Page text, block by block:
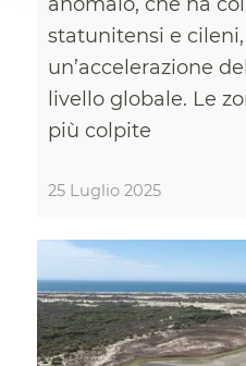
statunitensi e
un’accelerazione
livello globale. Le
più colpite
25 Luglio 2025